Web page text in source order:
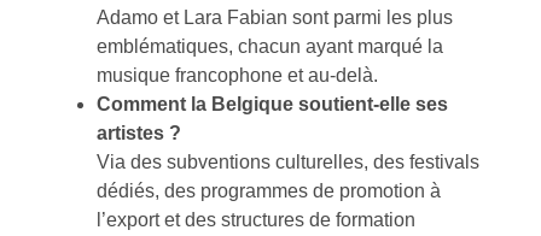
Adamo et Lara Fabian sont parmi les plus
emblématiques, chacun ayant marqué la
musique francophone et au-delà.
Comment la Belgique soutient-elle ses
artistes ?
Via des subventions culturelles, des festivals
dédiés, des programmes de promotion à
l’export et des structures de formation